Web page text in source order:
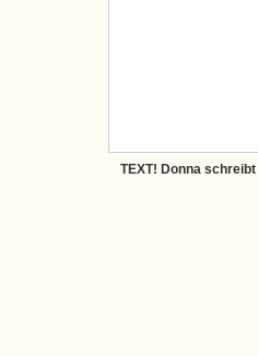
TEXT! Donna